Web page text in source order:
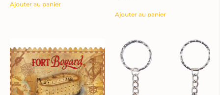
Ajouter au panier
Ajouter au panier